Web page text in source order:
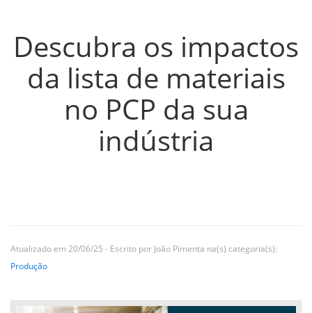
Descubra os impactos
da lista de materiais
no PCP da sua
indústria
Atualizado em 20/06/25 - Escrito por João Pimenta na(s) categoria(s):
Produção